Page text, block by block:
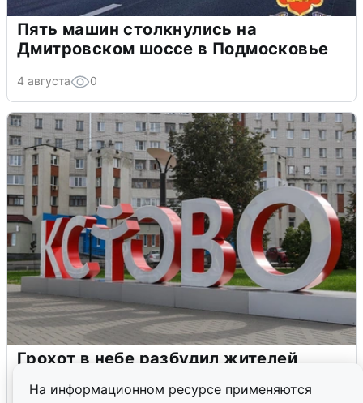
На информационном ресурсе применяются
Пять машин столкнулись на
Дмитровском шоссе в Подмосковье
4 августа 0
Грохот в небе разбудил жителей